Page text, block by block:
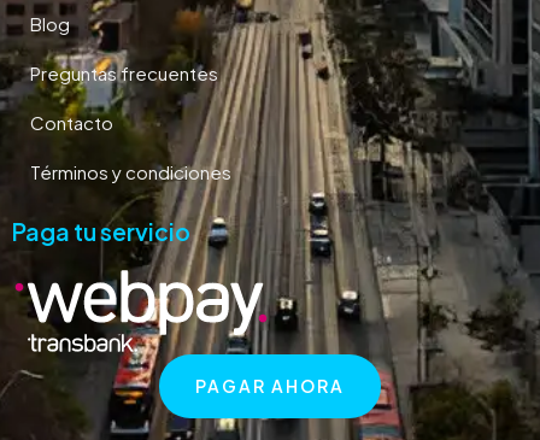
Blog
Preguntas frecuentes
Contacto
Términos y condiciones
Paga tu servicio
PAGAR AHORA